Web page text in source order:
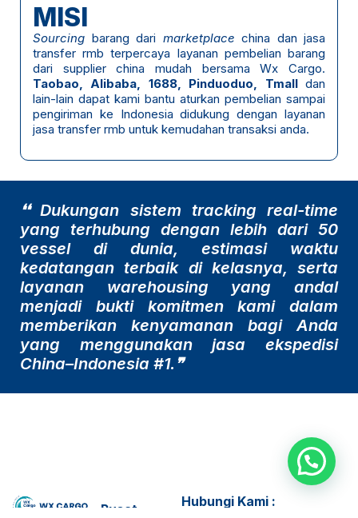
MISI
Sourcing barang dari marketplace china dan jasa
transfer rmb terpercaya layanan pembelian barang
dari supplier china mudah bersama Wx Cargo.
Taobao, Alibaba, 1688, Pinduoduo, Tmalldan
lain-lain dapat kami bantu aturkan pembelian sampai
pengiriman ke Indonesia didukung dengan layanan
jasa transfer rmb untuk kemudahan transaksi anda.
❛❛ Dukungan sistem tracking real-time
yang terhubung dengan lebih dari 50
vessel di dunia, estimasi waktu
kedatangan terbaik di kelasnya, serta
layanan warehousing yang andal
menjadi bukti komitmen kami dalam
memberikan kenyamanan bagi Anda
yang menggunakan jasa ekspedisi
China–Indonesia #1.❞
Pusat
Hubungi Kami :